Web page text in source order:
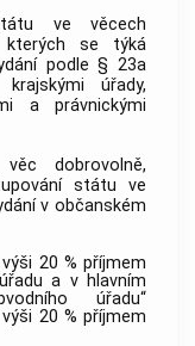
ve věcech
kterých se týká
podle § 23a
úřady,
a právnickými
dobrovolně,
státu ve
v občanském
20 % příjmem
a v hlavním
úřadu“
20 % příjmem